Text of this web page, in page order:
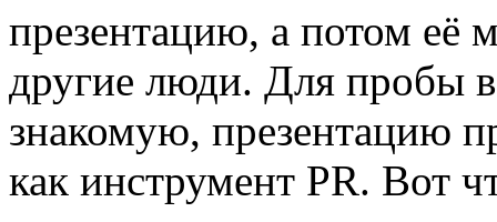
презентацию, а потом её
другие люди. Для пробы
знакомую, презентацию
как инструмент PR. Вот